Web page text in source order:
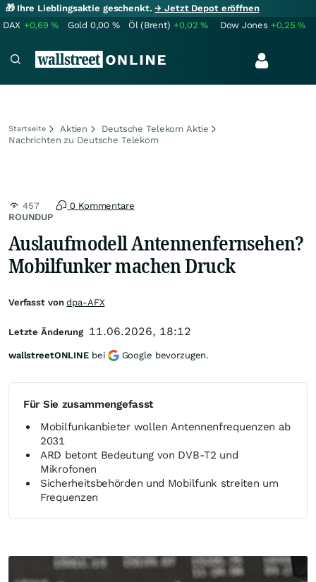
🎁 Ihre Lieblingsaktie geschenkt.→ Jetzt Depot eröffnen
DAX +0,69% Gold 0,00 % Öl (Brent) +0,02% Dow Jones +0,25%
Startseite Aktien
Deutsche Telekom Aktie
Nachrichten zu Deutsche Telekom
ROUNDUP
457 0 Kommentare
Auslaufmodell Antennenfernsehen?
Mobilfunker machen Druck
Für Sie zusammengefasst
Mobilfunkanbieter wollen Antennenfrequenzen ab
2031
ARD betont Bedeutung von DVB-T2 und
Mikrofonen
Sicherheitsbehörden und Mobilfunk streiten um
Frequenzen
Verfasst vondpa-AFX
Letzte Änderung 11.06.2026, 18:12
wallstreetONLINE bei Google bevorzugen.